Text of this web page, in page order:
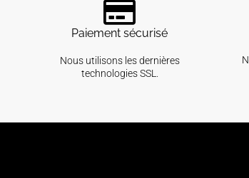
Paiement sécurisé
Nous utilisons les dernières
technologies SSL.